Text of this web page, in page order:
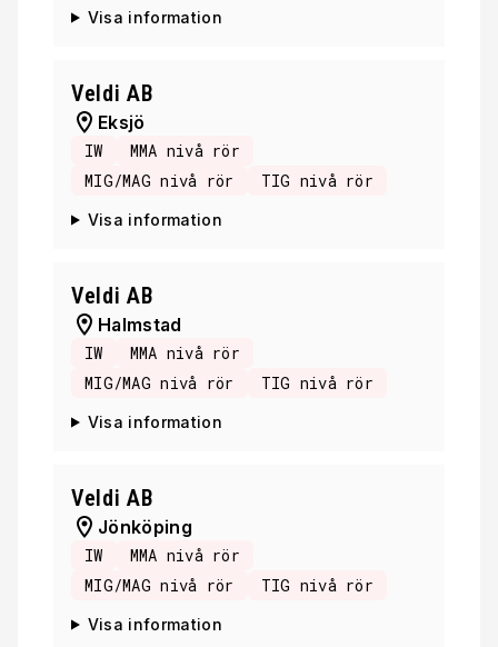
Visa information
Veldi AB
Eksjö
IW
MMA nivå rör
MIG/MAG nivå rör
TIG nivå rör
Visa information
Veldi AB
Halmstad
IW
MMA nivå rör
MIG/MAG nivå rör
TIG nivå rör
Visa information
Veldi AB
Jönköping
IW
MMA nivå rör
MIG/MAG nivå rör
TIG nivå rör
Visa information